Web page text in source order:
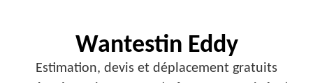
Wantestin Eddy
Estimation, devis et déplacement gratuits